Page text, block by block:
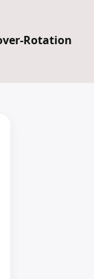
Rotation